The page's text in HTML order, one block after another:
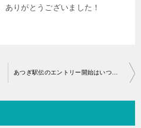
りがとうございました！
あつぎ駅伝のエントリー開始はいつから？